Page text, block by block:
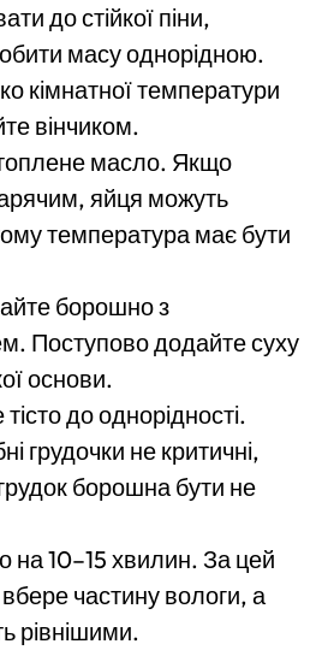
до стійкої піни,
масу однорідною.
кімнатної температури
вінчиком.
масло. Якщо
яйця можуть
температура має бути
борошно з
Поступово додайте суху
основи.
до однорідності.
грудочки не критичні,
борошна бути не
на 10–15 хвилин. За цей
частину вологи, а
рівнішими.